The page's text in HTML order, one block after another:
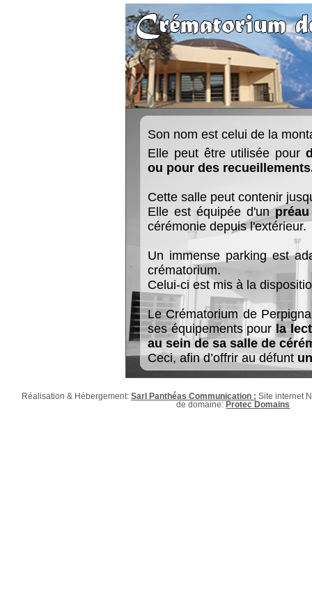
Son nom est celui de la
Elle peut être utilisée pour
ou pour des
Cette salle peut contenir
Elle est équipée d'un
cérémonie depuis l'extérieur.
Un immense parking est
crématorium.
Celui-ci est mis à la
Le Crématorium de
ses équipements pour la
au sein de sa salle de
Ceci, afin d’offrir au défunt
Réalisation & Hébergement: Sarl Panthéas Communication : Site internet
de domaine: Protec Domains